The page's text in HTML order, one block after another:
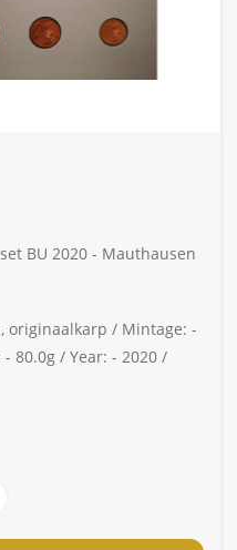
BU 2020 - Mauthausen
originaalkarp / Mintage: -
- 80.0g / Year: - 2020 /